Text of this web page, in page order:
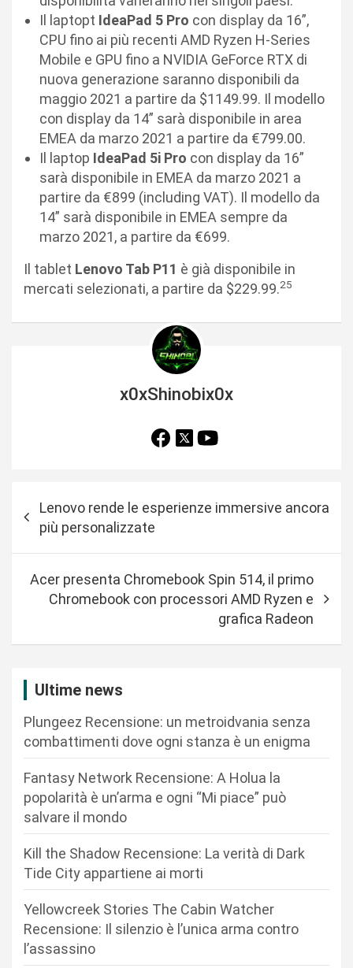
Il laptopt IdeaPad 5 Pro con display da 16”,
CPU fino ai più recenti AMD Ryzen H-Series
Mobile e GPU fino a NVIDIA GeForce RTX di
nuova generazione saranno disponibili da
maggio 2021 a partire da $1149.99. Il modello
con display da 14” sarà disponibile in area
EMEA da marzo 2021 a partire da €799.00.
Il laptop IdeaPad 5i Pro con display da 16”
sarà disponibile in EMEA da marzo 2021 a
partire da €899 (including VAT). Il modello da
14” sarà disponibile in EMEA sempre da
marzo 2021, a partire da €699.
Il tablet Lenovo Tab P11 è già disponibile in
mercati selezionati, a partire da $229.99.25
x0xShinobix0x
z
Lenovo rende le esperienze immersive ancora
più personalizzate
Acer presenta Chromebook Spin 514, il primo
Chromebook con processori AMD Ryzen e
grafica Radeon
Ultime news
Plungeez Recensione: un metroidvania senza
combattimenti dove ogni stanza è un enigma
Fantasy Network Recensione: A Holua la
popolarità è un’arma e ogni “Mi piace” può
salvare il mondo
Kill the Shadow Recensione: La verità di Dark
Tide City appartiene ai morti
Yellowcreek Stories The Cabin Watcher
Recensione: Il silenzio è l’unica arma contro
l’assassino